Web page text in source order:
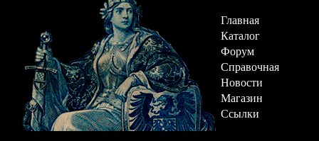
Главная
Каталог
Форум
Справочная
Новости
Магазин
Ссылки